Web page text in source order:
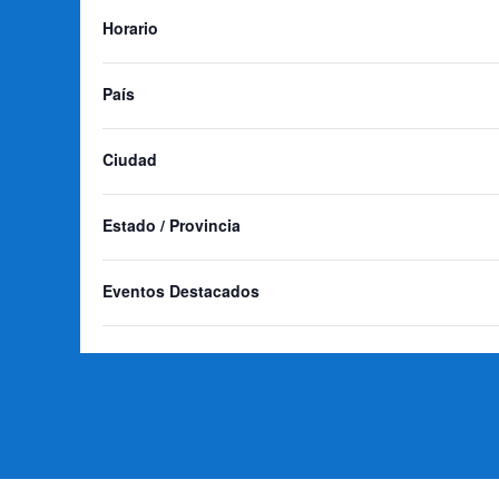
actualice
con
los
resultados
filtrados.
Horario
País
Ciudad
Estado / Provincia
Eventos Destacados
Educación ambiental
Portal de transparencia